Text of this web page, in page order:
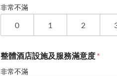
非常不滿
0 1 2
整體酒店設施及服務滿意度 *
非常不滿